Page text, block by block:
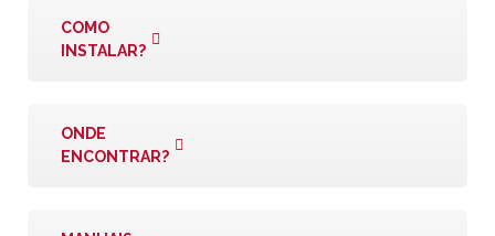
COMO
INSTALAR?
ONDE
ENCONTRAR?